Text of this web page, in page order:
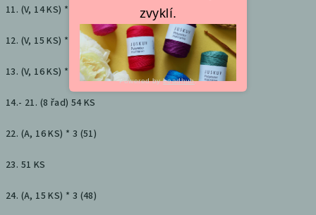
11. (V, 14 KS) * 3 (48)
12. (V, 15 KS) * 3 (51)
13. (V, 16 KS) * 3 (54)
14.- 21. (8 řad) 54 KS
22. (A, 16 KS) * 3 (51)
23. 51 KS
24. (A, 15 KS) * 3 (48)
zvyklí.
Powered by Leadhub.